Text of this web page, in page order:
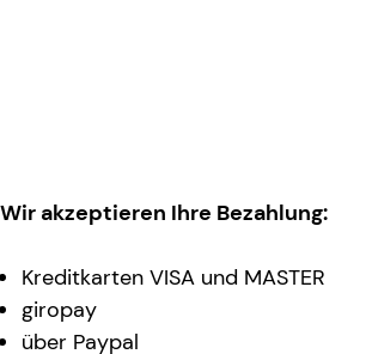
Wir akzeptieren Ihre Bezahlung:
Kreditkarten VISA und MASTER
giropay
über Paypal